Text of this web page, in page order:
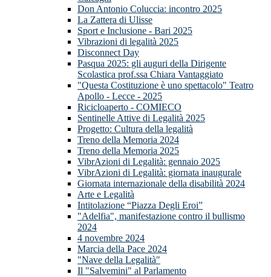
Don Antonio Coluccia: incontro 2025
La Zattera di Ulisse
Sport e Inclusione - Bari 2025
Vibrazioni di legalità 2025
Disconnect Day
Pasqua 2025: gli auguri della Dirigente
Scolastica prof.ssa Chiara Vantaggiato
"Questa Costituzione è uno spettacolo" Teatro
Apollo - Lecce - 2025
Ricicloaperto - COMIECO
Sentinelle Attive di Legalità 2025
Progetto: Cultura della legalità
Treno della Memoria 2024
Treno della Memoria 2025
VibrAzioni di Legalità: gennaio 2025
VibrAzioni di Legalità: giornata inaugurale
Giornata internazionale della disabilità 2024
Arte e Legalità
Intitolazione “Piazza Degli Eroi”
"Adelfia", manifestazione contro il bullismo
2024
4 novembre 2024
Marcia della Pace 2024
"Nave della Legalità"
Il "Salvemini" al Parlamento